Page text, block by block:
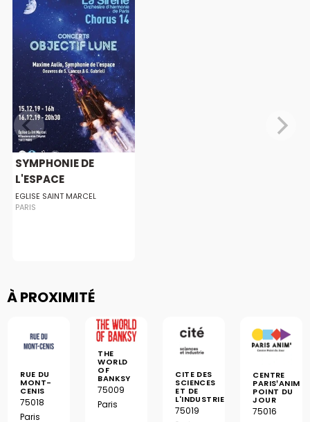
SYMPHONIE DE
L'ESPACE
EGLISE SAINT MARCEL
PARIS
À PROXIMITÉ
RUE DU
MONT-
CENIS
75018
Paris
THE
WORLD
OF
BANKSY
75009
Paris
CITE DES
SCIENCES
ET DE
L'INDUSTRIE
75019
CENTRE
PARIS’ANIM
POINT DU
JOUR
75016